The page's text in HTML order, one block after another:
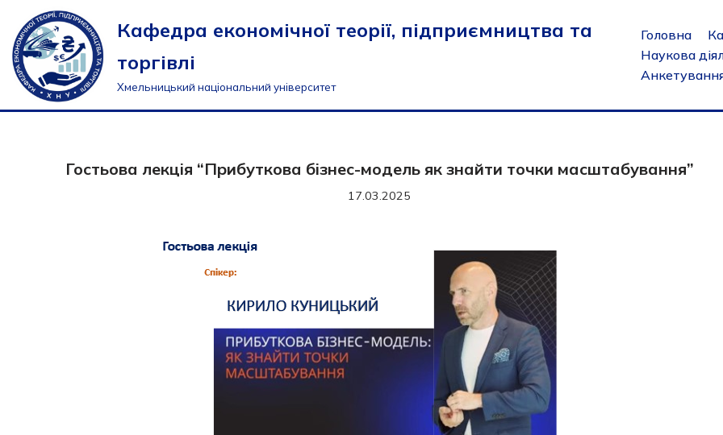
Перейти
до
вмісту
Кафедра економічної теорії, підприємництва та
торгівлі
Хмельницький національний університет
Головна
Наукова
Гостьова лекція “Прибуткова бізнес-модель як знайти точки масштабування”
17.03.2025